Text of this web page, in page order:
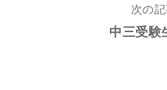
次の
中三受験